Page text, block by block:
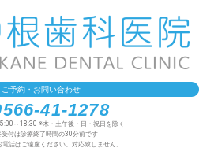
ご予約・お問い合わせ
41-1278
～18:30 ※木・土午後・日・祝日を除く
受付は診療終了時間の30分前です
話はご遠慮ください。対応致しません。